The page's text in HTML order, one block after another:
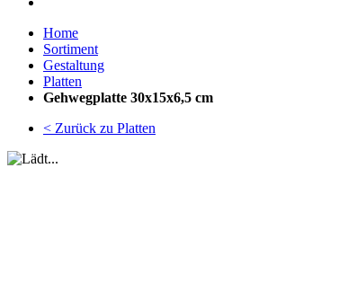
Home
Sortiment
Gestaltung
Platten
Gehwegplatte 30x15x6,5 cm
< Zurück zu Platten